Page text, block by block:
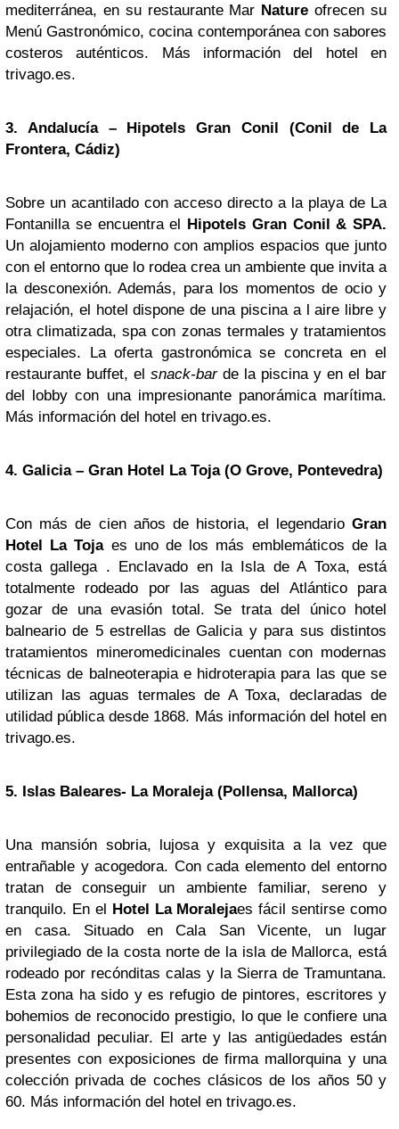
mediterránea, en su restaurante Mar Nature ofrecen su
Menú Gastronómico, cocina contemporánea con sabores
costeros auténticos. Más información del hotel en
trivago.es.
3. Andalucía – Hipotels Gran Conil (Conil de La
Frontera, Cádiz)
Sobre un acantilado con acceso directo a la playa de La
Fontanilla se encuentra el Hipotels Gran Conil & SPA.
Un alojamiento moderno con amplios espacios que junto
con el entorno que lo rodea crea un ambiente que invita a
la desconexión. Además, para los momentos de ocio y
relajación, el hotel dispone de una piscina a l aire libre y
otra climatizada, spa con zonas termales y tratamientos
especiales. La oferta gastronómica se concreta en el
restaurante buffet, el snack-barde la piscina y en el bar
del lobby con una impresionante panorámica marítima.
Más información del hotel en trivago.es.
4. Galicia – Gran Hotel La Toja(O Grove, Pontevedra)
Con más de cien años de historia, el legendario Gran
Hotel La Tojaes uno de los más emblemáticos de la
costa gallega . Enclavado en la Isla de A Toxa, está
totalmente rodeado por las aguas del Atlántico para
gozar de una evasión total. Se trata del único hotel
balneario de 5 estrellas de Galicia y para sus distintos
tratamientos mineromedicinales cuentan con modernas
técnicas de balneoterapia e hidroterapia para las que se
utilizan las aguas termales de A Toxa, declaradas de
utilidad pública desde 1868. Más información del hotel en
trivago.es.
5. Islas Baleares- La Moraleja (Pollensa, Mallorca)
Una mansión sobria, lujosa y exquisita a la vez que
entrañable y acogedora. Con cada elemento del entorno
tratan de conseguir un ambiente familiar, sereno y
tranquilo. En el Hotel La Moralejaes fácil sentirse como
en casa. Situado en Cala San Vicente, un lugar
privilegiado de la costa norte de la isla de Mallorca, está
rodeado por recónditas calas y la Sierra de Tramuntana.
Esta zona ha sido y es refugio de pintores, escritores y
bohemios de reconocido prestigio, lo que le confiere una
personalidad peculiar. El arte y las antigüedades están
presentes con exposiciones de firma mallorquina y una
colección privada de coches clásicos de los años 50 y
60. Más información del hotel en trivago.es.